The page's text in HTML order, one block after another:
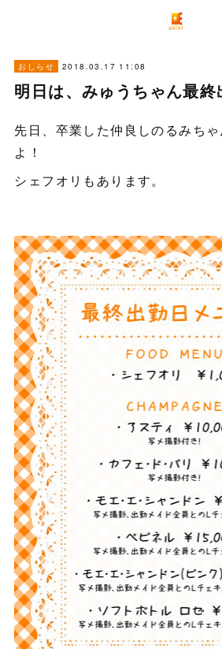
おしらせ 2018.03.17 11:08
明日は、みゅうちゃん最終
先日、卒業した仲良しのるみち
よ！
シェフオリもあります。